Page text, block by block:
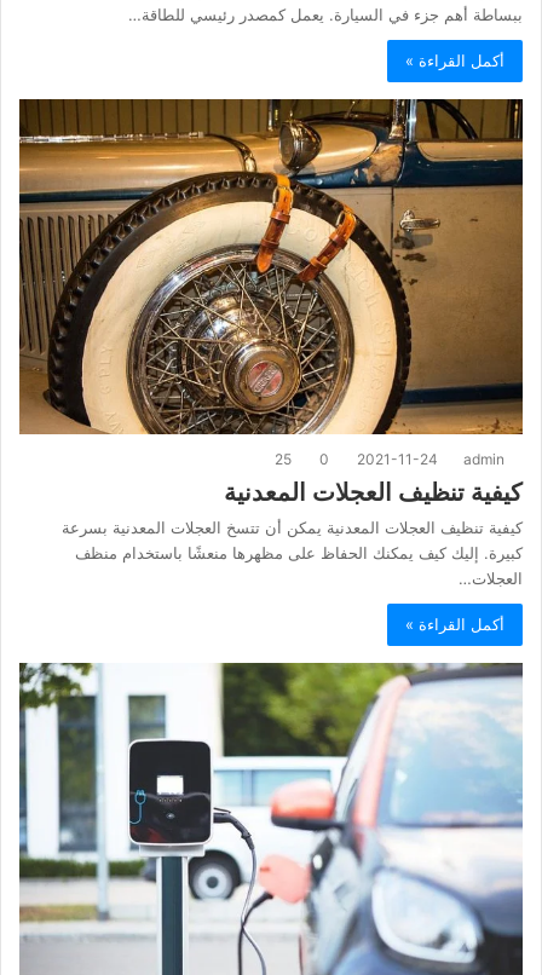
ببساطة أهم جزء في السيارة. يعمل كمصدر رئيسي للطاقة…
أكمل القراءة »
admin
2021-11-24
0
25
كيفية تنظيف العجلات المعدنية
كيفية تنظيف العجلات المعدنية يمكن أن تتسخ العجلات المعدنية بسرعة
كبيرة. إليك كيف يمكنك الحفاظ على مظهرها منعشًا باستخدام منظف
العجلات…
أكمل القراءة »